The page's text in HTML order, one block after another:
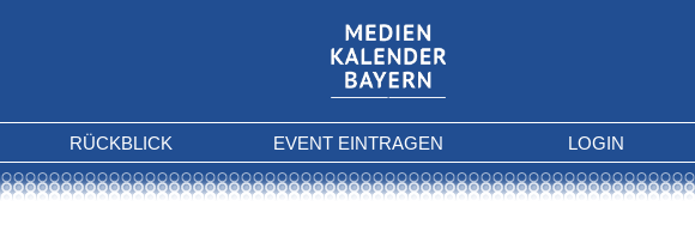
RÜCKBLICK EVENT EINTRAGEN LOGIN